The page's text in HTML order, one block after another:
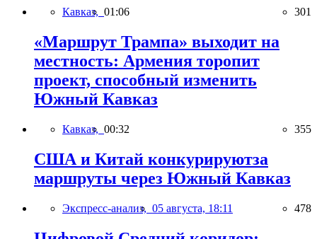
Кавказ, 01:06 301
«Маршрут Трампа» выходит на
местность: Армения торопит
проект, способный изменить
Южный Кавказ
Кавказ, 00:32 355
США и Китай конкурируютза
маршруты через Южный Кавказ
Экспресс-анализ, 05 августа, 18:11 478